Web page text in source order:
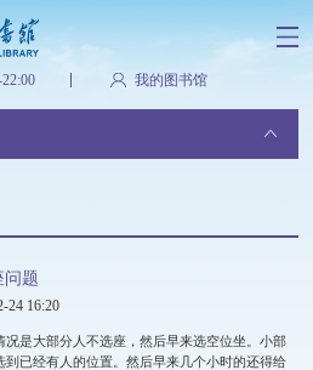
我的图书馆
问题
24 16:20
况是大部分人不选座，然后早来选空位坐。小部
到已经有人的位置。然后早来几个小时的还得给